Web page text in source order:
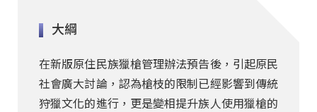
大綱
在新版原住民族獵槍管理辦法預告後，引起原民
社會廣大討論，認為槍枝的限制已經影響到傳統
狩獵文化的進行，更是變相提升族人使用獵槍的